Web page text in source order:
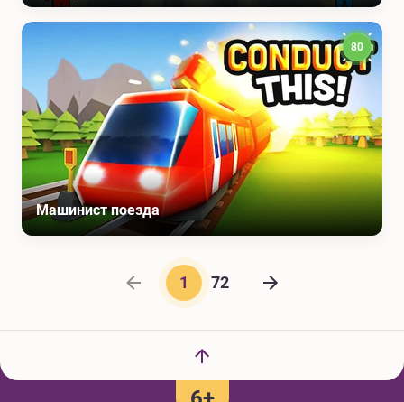
Машинист поезда
80
Предыдущая страница
1 72